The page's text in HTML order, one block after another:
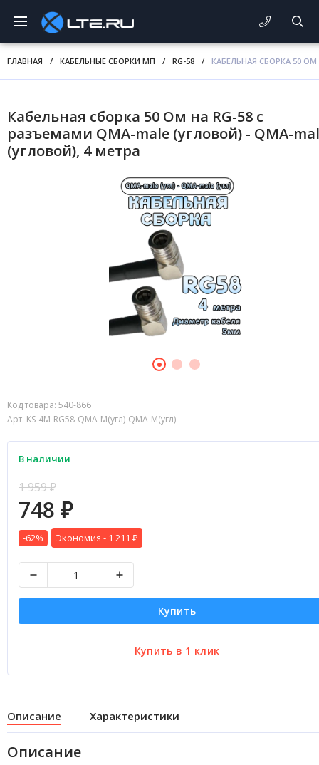
ГЛАВНАЯ / КАБЕЛЬНЫЕ СБОРКИ МП / RG-58 / КАБЕЛЬНАЯ СБОРКА 50 ОМ
Кабельная сборка 50 Ом на RG-58 с
разъемами QMA-male (угловой) - QMA-
(угловой), 4 метра
Код товара: 540-866
Арт. KS-4M-RG58-QMA-M(угл)-QMA-M(угл)
В наличии
1 959₽
748 ₽
-62% Экономия - 1 211 ₽
Купить
Описание Характеристики
Описание